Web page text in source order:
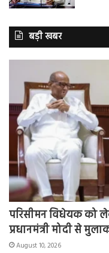
बड़ी खबर
परिसीमन विधेयक को
प्रधानमंत्री मोदी से
August 10, 2026